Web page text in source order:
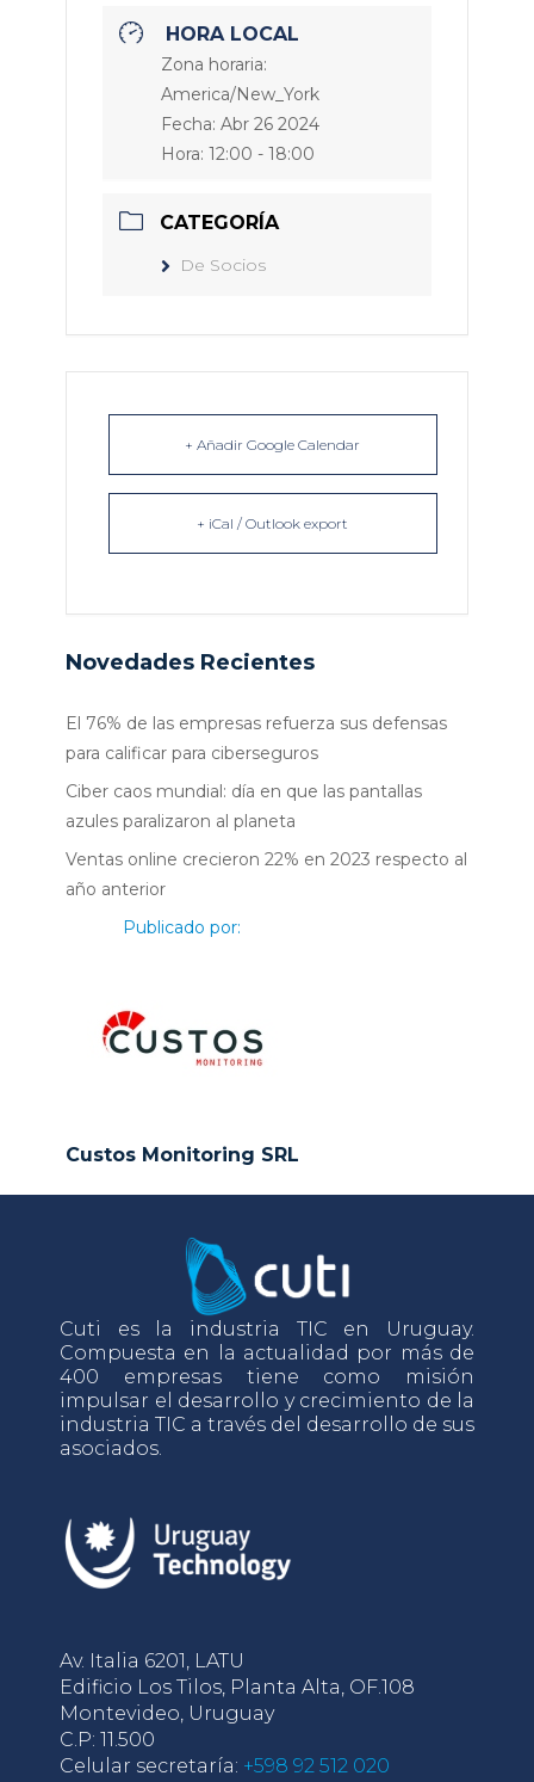
HORA LOCAL
Zona horaria:
America/New_York
Fecha: Abr 26 2024
Hora: 12:00 - 18:00
CATEGORÍA
De Socios
+ Añadir Google Calendar
+ iCal / Outlook export
Novedades Recientes
El 76% de las empresas refuerza sus defensas
para calificar para ciberseguros
Ciber caos mundial: día en que las pantallas
azules paralizaron al planeta
Ventas online crecieron 22% en 2023 respecto al
año anterior
Publicado por:
Custos Monitoring SRL
Cuti es la industria TIC en Uruguay.
Compuesta en la actualidad por más de
400 empresas tiene como misión
impulsar el desarrollo y crecimiento de la
industria TIC a través del desarrollo de sus
asociados.
Av. Italia 6201, LATU
Edificio Los Tilos, Planta Alta, OF.108
Montevideo, Uruguay
C.P: 11.500
Celular secretaría: +598 92 512 020